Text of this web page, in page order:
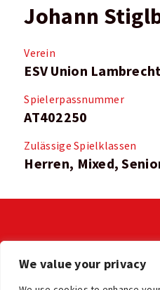
We value your privacy
Johann
Verein
ESV Union
Spielerpassnummer
AT402250
Zulässige Spielklassen
Herren, Mixed,
LV der OÖ Stocksportler
office@ooe-stocksport.at